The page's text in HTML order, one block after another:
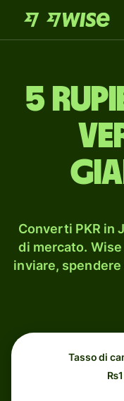
5
Converti PKR in
di mercato.
inviare,
Tasso di
₨1